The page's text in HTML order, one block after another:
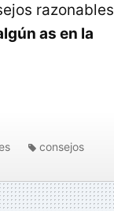
razonables
as en la
consejos